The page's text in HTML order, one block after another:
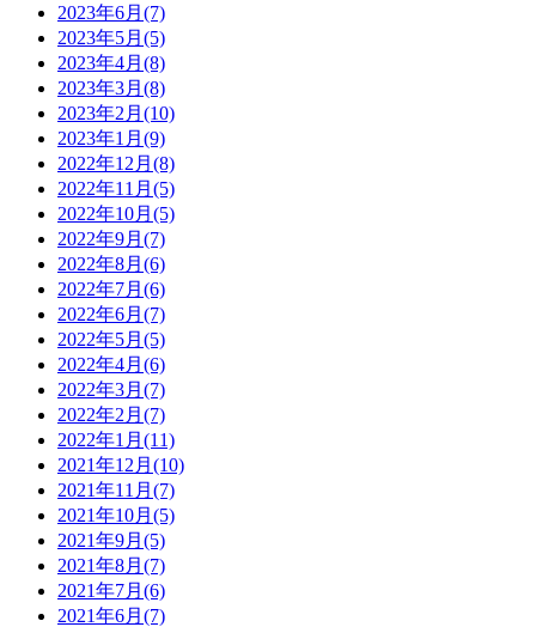
2023年6月(7)
2023年5月(5)
2023年4月(8)
2023年3月(8)
2023年2月(10)
2023年1月(9)
2022年12月(8)
2022年11月(5)
2022年10月(5)
2022年9月(7)
2022年8月(6)
2022年7月(6)
2022年6月(7)
2022年5月(5)
2022年4月(6)
2022年3月(7)
2022年2月(7)
2022年1月(11)
2021年12月(10)
2021年11月(7)
2021年10月(5)
2021年9月(5)
2021年8月(7)
2021年7月(6)
2021年6月(7)